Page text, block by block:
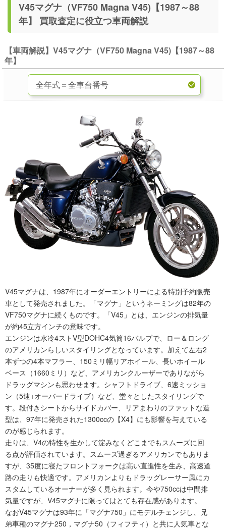
V45マグナ（VF750 Magna V45)【1987～88
年】 買取査定に役立つ車両解説
【車両解説】V45マグナ（VF750 Magna V45)【1987～88
年】
V45マグナは、1987年にオーダーエントリーによる特別予約販売
車として発売されました。「マグナ」というネーミングは82年の
VF750マグナに続くものです。「V45」とは、エンジンの排気量
が約45立方インチの意味です。
エンジンは水冷4ストV型DOHC4気筒16バルブで、ロー＆ロング
のアメリカンらしいスタイリングとなっています。加えて左右2
本ずつの4本マフラー、150ミリ幅リアホイール、長いホイール
ベース（1660ミリ）など、アメリカンクルーザーでありながら
ドラッグマシンも思わせます。シャフトドライブ、6速ミッショ
ン（5速+オーバードライブ）など、堂々としたスタイリングで
す。段付きシートからサイドカバー、リアまわりのファットな造
型は、97年に発売された1300ccの【X4】にも影響を与えている
のが感じられます。
走りは、V4の特性を生かして淀みなくどこまでもスムーズに回
る点が評価されています。スムーズ過ぎるアメリカンでもありま
すが、35度に寝たフロントフォークは高い直進性を生み、高速道
路の走りも快適です。アメリカンよりもドラッグレーサー風にカ
スタムしているオーナーが多く見られます。今や750ccは中間排
気量ですが、V45マグナに限ってはとても存在感があります。
なおV45マグナは93年に「マグナ750」にモデルチェンジし、兄
弟車種のマグナ250，マグナ50（フィフティ）と共に人気車とな